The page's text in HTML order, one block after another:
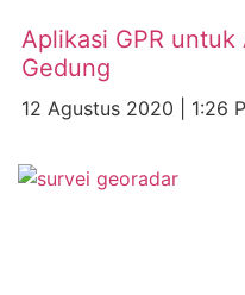
Aplikasi GPR
Gedung
12 Agustus 2020 1:26